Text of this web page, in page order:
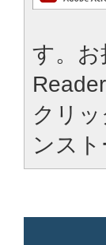
す。
クリ
ンスト